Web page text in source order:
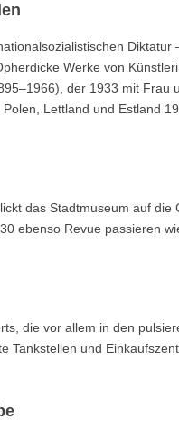
Diktatur
Werke von
der 1933 mit Frau
Lettland und Estland
das Stadtmuseum auf
ebenso Revue passieren
die vor allem in den
Tankstellen und